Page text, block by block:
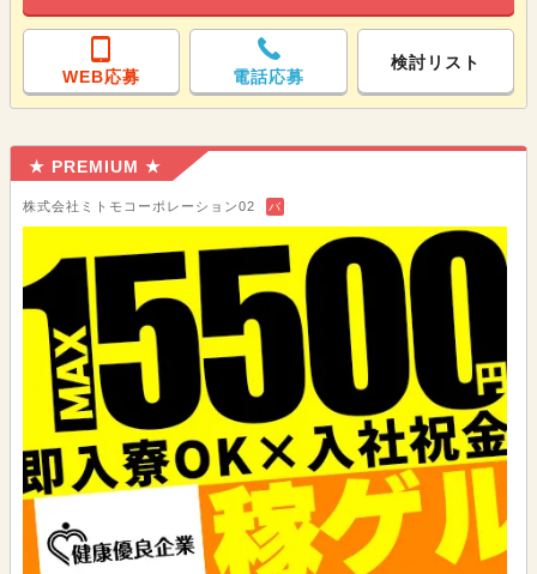
WEB応募 電話応募
検討リスト
★ PREMIUM ★
株式会社ミトモコーポレーション02 バ